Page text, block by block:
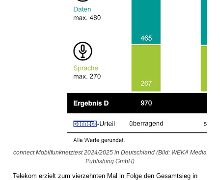
connect Mobilfunknetztest 2024/2025 in Deutschland (Bild: WEKA Media
Publishing GmbH)
Telekom erzielt zum vierzehnten Mal in Folge den Gesamtsieg in